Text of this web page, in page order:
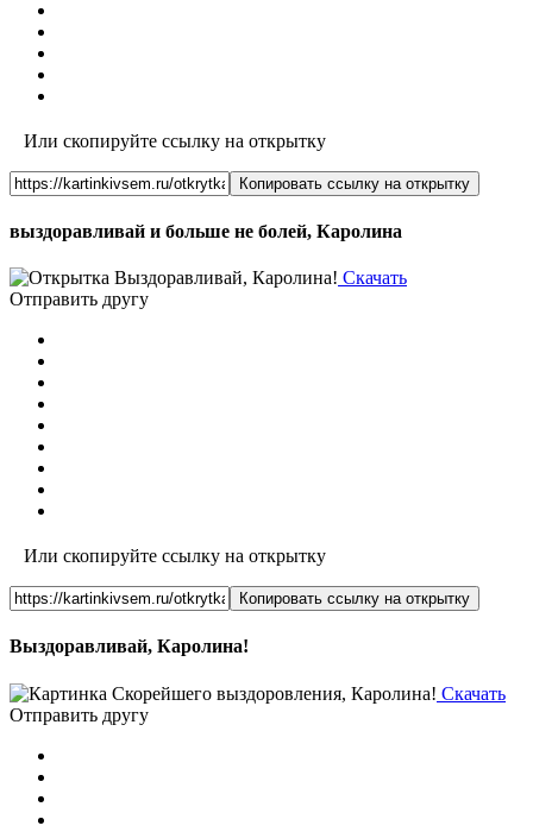
Или скопируйте ссылку на открытку
Копировать ссылку на открытку
выздоравливай и больше не болей, Каролина
Скачать
Отправить другу
Или скопируйте ссылку на открытку
Копировать ссылку на открытку
Выздоравливай, Каролина!
Скачать
Отправить другу